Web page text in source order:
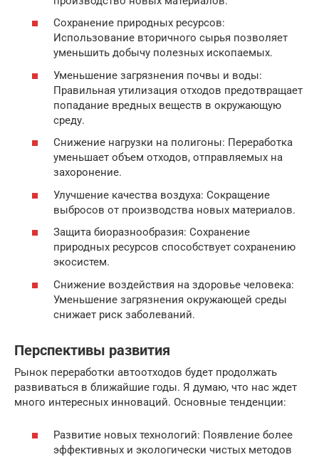
Сохранение природных ресурсов:
Использование вторичного сырья позволяет
уменьшить добычу полезных ископаемых.
Уменьшение загрязнения почвы и воды:
Правильная утилизация отходов предотвращает
попадание вредных веществ в окружающую
среду.
Снижение нагрузки на полигоны: Переработка
уменьшает объем отходов, отправляемых на
захоронение.
Улучшение качества воздуха: Сокращение
выбросов от производства новых материалов.
Защита биоразнообразия: Сохранение
природных ресурсов способствует сохранению
экосистем.
Снижение воздействия на здоровье человека:
Уменьшение загрязнения окружающей среды
снижает риск заболеваний.
Перспективы развития
Рынок переработки автоотходов будет продолжать
развиваться в ближайшие годы. Я думаю, что нас ждет
много интересных инноваций. Основные тенденции:
Развитие новых технологий: Появление более
эффективных и экологически чистых методов